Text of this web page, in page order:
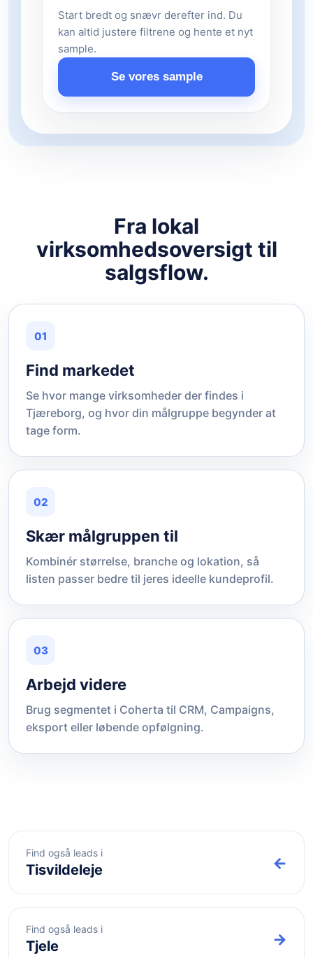
Start bredt og snævr derefter ind. Du
kan altid justere filtrene og hente et nyt
sample.
Se vores sample
Fra lokal
virksomhedsoversigt til
salgsflow.
01
Find markedet
Se hvor mange virksomheder der findes i
Tjæreborg, og hvor din målgruppe begynder at
tage form.
02
Skær målgruppen til
Kombinér størrelse, branche og lokation, så
listen passer bedre til jeres ideelle kundeprofil.
03
Arbejd videre
Brug segmentet i Coherta til CRM, Campaigns,
eksport eller løbende opfølgning.
Find også leads i
Tisvildeleje ←
Find også leads i
Tjele →